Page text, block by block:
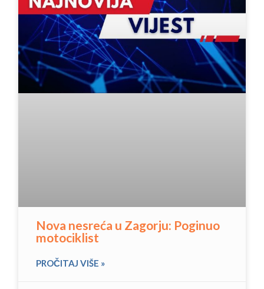
Nova nesreća u Zagorju: Poginuo
motociklist
PROČITAJ VIŠE »